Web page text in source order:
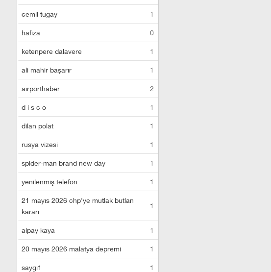
cemil tugay 1
hafiza 0
ketenpere dalavere 1
ali mahir başarır 1
airporthaber 2
d i s c o 1
dilan polat 1
rusya vizesi 1
spider-man brand new day 1
yenilenmiş telefon 1
21 mayıs 2026 chp'ye mutlak butlan
kararı
1
alpay kaya 1
20 mayıs 2026 malatya depremi 1
saygı1 1